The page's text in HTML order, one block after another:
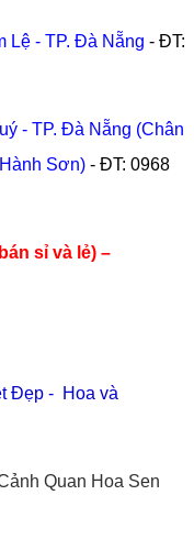
Lệ - TP. Đà Nẵng - ĐT:
- TP. Đà Nẵng (Chân
Sơn) - ĐT: 0968
sỉ và lẻ) –
Đẹp - Hoa và
Quan Hoa Sen